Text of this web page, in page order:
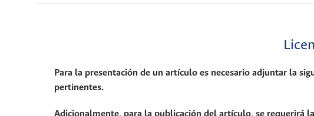
Para la presentación de un artículo es necesario adjuntar la
pertinentes.